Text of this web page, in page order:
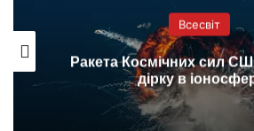
Всесвіт
Ракета Космічних сил
дірку в